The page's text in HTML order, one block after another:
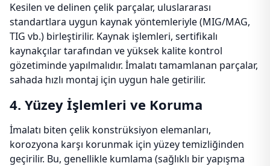
Kesilen ve delinen çelik parçalar, uluslararası
standartlara uygun kaynak yöntemleriyle (MIG/MAG,
TIG vb.) birleştirilir. Kaynak işlemleri, sertifikalı
kaynakçılar tarafından ve yüksek kalite kontrol
gözetiminde yapılmalıdır. İmalatı tamamlanan parçalar,
sahada hızlı montaj için uygun hale getirilir.
4. Yüzey İşlemleri ve Koruma
İmalatı biten çelik konstrüksiyon elemanları,
korozyona karşı korunmak için yüzey temizliğinden
geçirilir. Bu, genellikle kumlama (sağlıklı bir yapışma